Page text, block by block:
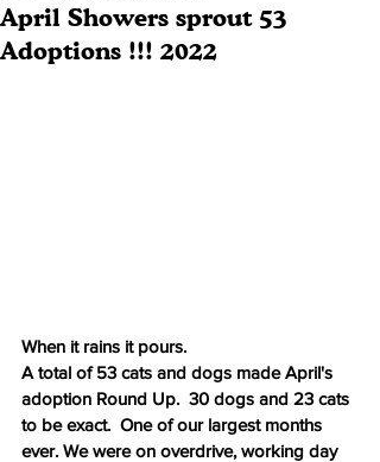
April Showers sprout 53
Adoptions !!! 2022
When it rains it pours.
A total of 53 cats and dogs made April's
adoption Round Up.  30 dogs and 23 cats
to be exact.  One of our largest months
ever. We were on overdrive, working day